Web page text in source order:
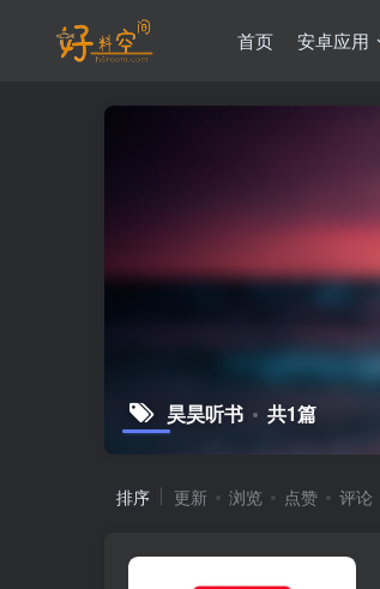
首页 安卓应用
昊昊听书 共1篇
排序 更新 浏览 点赞 评论